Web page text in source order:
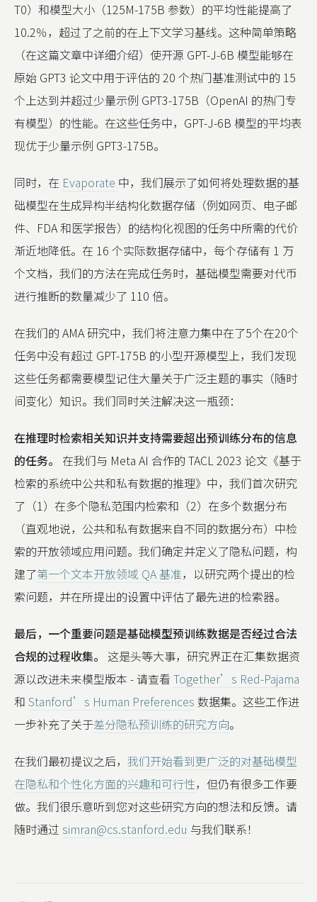
T0）和模型大小（125M-175B 参数）的平均性能提高了
10.2％，超过了之前的在上下文学习基线。这种简单策略
（在这篇文章中详细介绍）使开源 GPT-J-6B 模型能够在
原始 GPT3 论文中用于评估的 20 个热门基准测试中的 15
个上达到并超过少量示例 GPT3-175B（OpenAI 的热门专
有模型）的性能。在这些任务中，GPT-J-6B 模型的平均表
现优于少量示例 GPT3-175B。
同时，在 Evaporate 中，我们展示了如何将处理数据的基
础模型在生成异构半结构化数据存储（例如网页、电子邮
件、FDA 和医学报告）的结构化视图的任务中所需的代价
渐近地降低。在 16 个实际数据存储中，每个存储有 1 万
个文档，我们的方法在完成任务时，基础模型需要对代币
进行推断的数量减少了 110 倍。
在我们的 AMA 研究中，我们将注意力集中在了5个在20个
任务中没有超过 GPT-175B 的小型开源模型上，我们发现
这些任务都需要模型记住大量关于广泛主题的事实（随时
间变化）知识。我们同时关注解决这一瓶颈：
在推理时检索相关知识并支持需要超出预训练分布的信息
的任务。
在我们与 Meta AI 合作的 TACL 2023 论文《基于
检索的系统中公共和私有数据的推理》中，我们首次研究
了（1）在多个隐私范围内检索和（2）在多个数据分布
（直观地说，公共和私有数据来自不同的数据分布）中检
索的开放领域应用问题。我们确定并定义了隐私问题，构
建了第一个文本开放领域 QA 基准，以研究两个提出的检
索问题，并在所提出的设置中评估了最先进的检索器。
最后，一个重要问题是基础模型预训练数据是否经过合法
合规的过程收集。 这是头等大事，研究界正在汇集数据资
源以改进未来模型版本 - 请查看 Together’s Red-Pajama
和 Stanford’s Human Preferences 数据集。这些工作进
一步补充了关于差分隐私预训练的研究方向。
在我们最初提议之后， 我们开始看到更广泛的对基础模型
在隐私和个性化方面的兴趣和可行性，但仍有很多工作要
做。我们很乐意听到您对这些研究方向的想法和反馈。请
随时通过 simran@cs.stanford.edu 与我们联系！